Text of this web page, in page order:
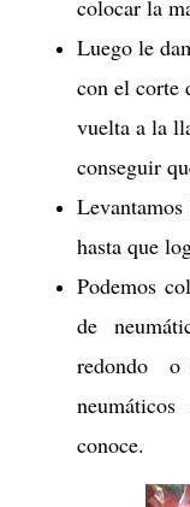
colocar la
Luego le
con el corte
vuelta a la
conseguir
hasta que
Podemos
de
redondo o
conoce.